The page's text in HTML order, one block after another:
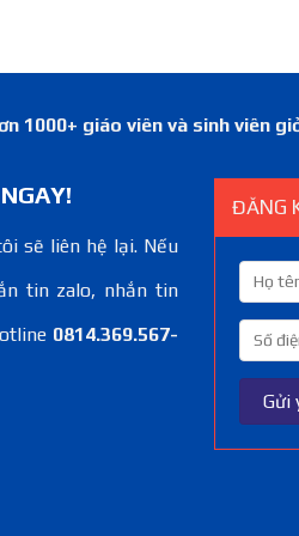
1000+ giáo viên và sinh viên
sẽ liên hệ lại. Nếu
tin zalo, nhắn tin
0814.369.567-
ĐĂNG